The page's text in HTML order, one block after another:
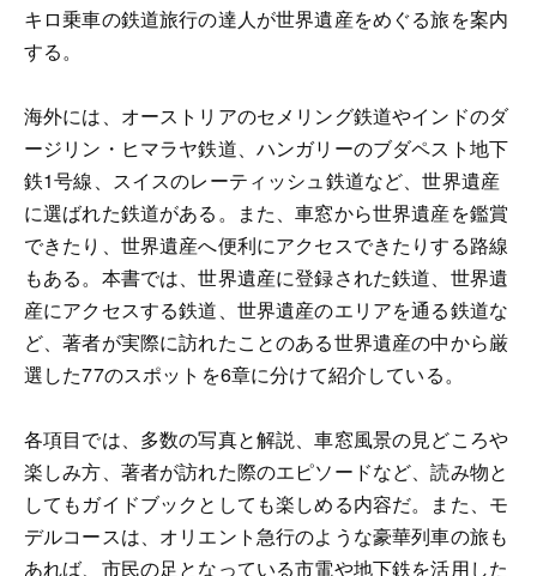
キロ乗車の鉄道旅行の達人が世界遺産をめぐる旅を案内
する。
海外には、オーストリアのセメリング鉄道やインドのダ
ージリン・ヒマラヤ鉄道、ハンガリーのブダペスト地下
鉄1号線、スイスのレーティッシュ鉄道など、世界遺産
に選ばれた鉄道がある。また、車窓から世界遺産を鑑賞
できたり、世界遺産へ便利にアクセスできたりする路線
もある。本書では、世界遺産に登録された鉄道、世界遺
産にアクセスする鉄道、世界遺産のエリアを通る鉄道な
ど、著者が実際に訪れたことのある世界遺産の中から厳
選した77のスポットを6章に分けて紹介している。
各項目では、多数の写真と解説、車窓風景の見どころや
楽しみ方、著者が訪れた際のエピソードなど、読み物と
してもガイドブックとしても楽しめる内容だ。また、モ
デルコースは、オリエント急行のような豪華列車の旅も
あれば、市民の足となっている市電や地下鉄を活用した